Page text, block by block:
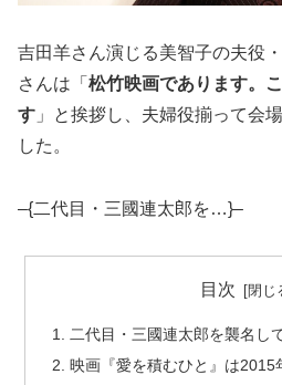
吉田羊さん演じる美智子の夫役
さんは「 松竹映画であります。
す 」と挨拶し、夫婦役揃って会
した。
–{二代目・三國連太郎を…}–
目次
二代目・三國連太郎を襲名し
映画『愛を積むひと』は2015